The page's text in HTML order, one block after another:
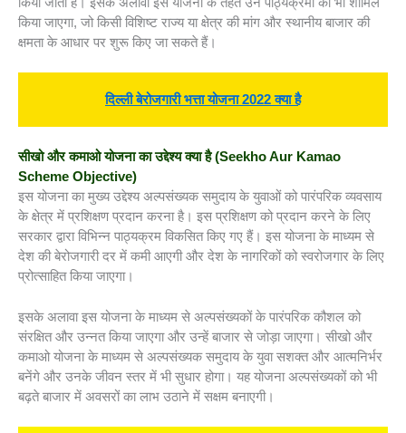
किया जाएगा, जो किसी विशिष्ट राज्य या क्षेत्र की मांग और स्थानीय बाजार की
क्षमता के आधार पर शुरू किए जा सकते हैं।
दिल्ली बेरोजगारी भत्ता योजना 2022 क्या है
सीखो और कमाओ योजना का उद्देश्य क्या है(Seekho Aur Kamao
Scheme Objective)
इस योजना का मुख्य उद्देश्य अल्पसंख्यक समुदाय के युवाओं को पारंपरिक व्यवसाय
के क्षेत्र में प्रशिक्षण प्रदान करना है। इस प्रशिक्षण को प्रदान करने के लिए
सरकार द्वारा विभिन्न पाठ्यक्रम विकसित किए गए हैं। इस योजना के माध्यम से
देश की बेरोजगारी दर में कमी आएगी और देश के नागरिकों को स्वरोजगार के लिए
प्रोत्साहित किया जाएगा।
इसके अलावा इस योजना के माध्यम से अल्पसंख्यकों के पारंपरिक कौशल को
संरक्षित और उन्नत किया जाएगा और उन्हें बाजार से जोड़ा जाएगा। सीखो और
कमाओ योजना के माध्यम से अल्पसंख्यक समुदाय के युवा सशक्त और आत्मनिर्भर
बनेंगे और उनके जीवन स्तर में भी सुधार होगा। यह योजना अल्पसंख्यकों को भी
बढ़ते बाजार में अवसरों का लाभ उठाने में सक्षम बनाएगी।